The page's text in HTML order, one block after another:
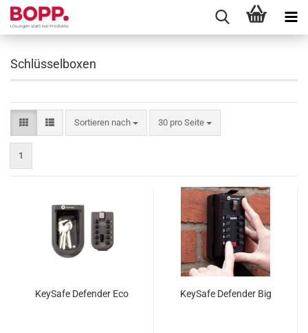
Schlüsselboxen
Sortieren nach
Sortieren nach 30 pro Seite
pro Seite
1
KeySafe Defender Eco KeySafe Defender Big